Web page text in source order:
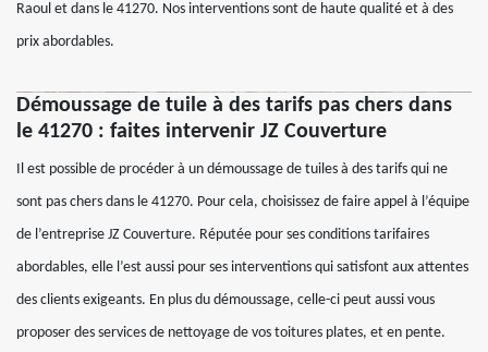
Raoul et dans le 41270. Nos interventions sont de haute qualité et à des
prix abordables.
Démoussage de tuile à des tarifs pas chers dans
le 41270 : faites intervenir JZ Couverture
Il est possible de procéder à un démoussage de tuiles à des tarifs qui ne
sont pas chers dans le 41270. Pour cela, choisissez de faire appel à l’équipe
de l’entreprise JZ Couverture. Réputée pour ses conditions tarifaires
abordables, elle l’est aussi pour ses interventions qui satisfont aux attentes
des clients exigeants. En plus du démoussage, celle-ci peut aussi vous
proposer des services de nettoyage de vos toitures plates, et en pente.